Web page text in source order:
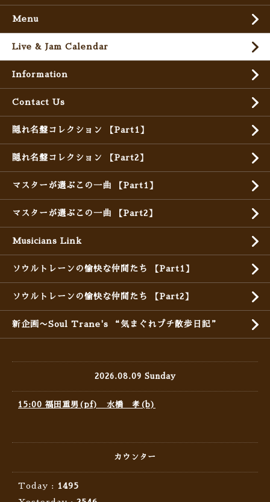
Menu
Live & Jam Calendar
Information
Contact Us
隠れ名盤コレクション 【Part1】
隠れ名盤コレクション 【Part2】
マスターが選ぶこの一曲 【Part1】
マスターが選ぶこの一曲 【Part2】
Musicians Link
ソウルトレーンの愉快な仲間たち 【Part1】
ソウルトレーンの愉快な仲間たち 【Part2】
新企画〜Soul Trane's “気まぐれプチ散歩日記”
2026.08.09 Sunday
15:00 福田重男(pf) 水橋 孝(b)
カウンター
Today :
1495